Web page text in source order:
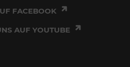
FACEBOOK
AUF YOUTUBE